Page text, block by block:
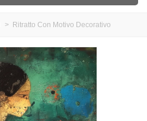
> Ritratto Con Motivo Decorativo